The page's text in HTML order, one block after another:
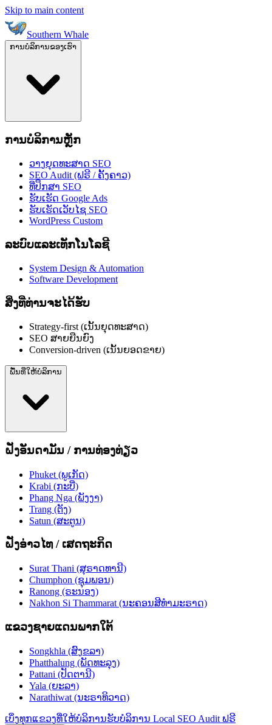
Skip to main content
Southern Whale
ການບໍລິການຂອງເຮົາ
ການບໍລິການຫຼັກ
ວາງຍຸດທະສາດ SEO
SEO Audit (ຟຣີ / ຄັ້ງຄາວ)
ທີ່ປຶກສາ SEO
ຮັບເຮັດ Google Ads
ຮັບເຮັດເວັບໄຊ SEO
WordPress Custom
ລະບົບແລະເທັກໂນໂລຊີ
System Design & Automation
Software Development
ສິ່ງທີ່ທ່ານຈະໄດ້ຮັບ
Strategy-first (ເນັ້ນຍຸດທະສາດ)
SEO ສາຍຍືນຍົງ
Conversion-driven (ເນັ້ນຍອດຂາຍ)
ພື້ນທີ່ໃຫ້ບໍລິການ
ຝັ່ງອັນດາມັນ / ການທ່ອງທ່ຽວ
Phuket (ພູເກັດ)
Krabi (ກະບີ່)
Phang Nga (ພັງງາ)
Trang (ຕັງ)
Satun (ສະຕູນ)
ຝັ່ງອ່າວໄທ / ເສດຖະກິດ
Surat Thani (ສຸຣາດທານີ)
Chumphon (ຊຸມພອນ)
Ranong (ຣະນອງ)
Nakhon Si Thammarat (ນະຄອນສີທຳມະຣາດ)
ແຂວງຊາຍແດນພາກໃຕ້
Songkhla (ສົງຂລາ)
Phatthalung (ພັດທະລຸງ)
Pattani (ປັດຕານີ)
Yala (ຍະລາ)
Narathiwat (ນະຣາທິວາດ)
ເບິ່ງທຸກແຂວງທີ່ໃຫ້ບໍລິການຮັບບໍລິການ Local SEO Audit ຟຣີ